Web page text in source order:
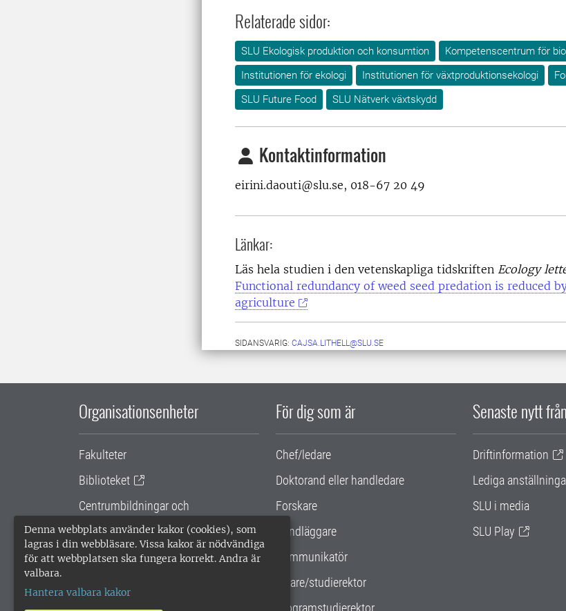
Denna webbplats använder kakor (cookies), som
lagras i din webbläsare. Vissa kakor är nödvändiga
för att webbplatsen ska fungera korrekt. Andra är
valbara.
Hantera valbara kakor
Relaterade sidor:
SLU Ekologisk produktion och konsumtion
Kompetenscentrum för
Institutionen för ekologi
Institutionen för växtproduktionsekologi
SLU Future Food
SLU Nätverk växtskydd
Kontaktinformation
eirini.daouti@slu.se, 018-67 20 49
Länkar:
Läs hela studien i den vetenskapliga tidskriften Ecology
Functional redundancy of weed seed predation is reduced
agriculture
SIDANSVARIG: CAJSA.LITHELL@SLU.SE
Organisationsenheter
Fakulteter
Biblioteket
Centrumbildningar och
samarbetsprojekt
Gemensamma verksamhetsstödet
För dig som är
Chef/ledare
Doktorand eller handledare
Forskare
Handläggare
Kommunikatör
Lärare/studierektor
Programstudierektor
Senaste nytt från
Driftinformation
Lediga
SLU i media
SLU Play